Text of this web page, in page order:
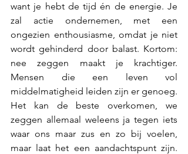
want je hebt de tijd én de energie. Je
zal actie ondernemen, met een
ongezien enthousiasme, omdat je niet
wordt gehinderd door balast. Kortom:
Mensen die een leven vol
middelmatigheid leiden zijn er genoeg.
Het kan de beste overkomen, we
zeggen allemaal weleens ja tegen iets
waar ons maar zus en zo bij voelen,
maar laat het een aandachtspunt zijn.